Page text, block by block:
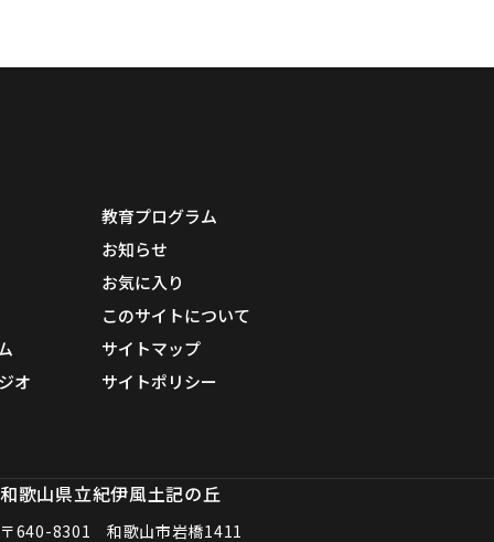
オ
教育プログラム
お知らせ
お気に入り
このサイトについて
サイトマップ
サイトポリシー
和歌山県立紀伊風土記の丘
〒640-8301 和歌山市岩橋1411